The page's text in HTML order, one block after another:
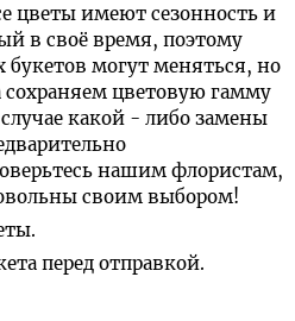
цветы имеют сезонность и
в своё время, поэтому
букетов могут меняться, но
сохраняем цветовую гамму
какой - либо замены
нашим флористам,
своим выбором!
перед отправкой.